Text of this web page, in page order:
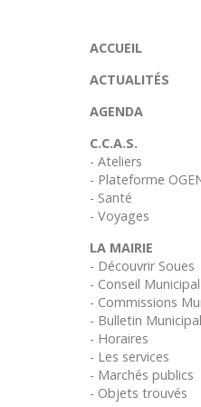
ACCUEIL
ACTUALITÉS
AGENDA
C.C.A.S.
- Ateliers
- Plateforme
- Santé
- Voyages
LA MAIRIE
- Découvrir Soues
- Conseil Municipal
- Commissions
- Bulletin Municipal
- Horaires
- Les services
- Marchés publics
- Objets trouvés